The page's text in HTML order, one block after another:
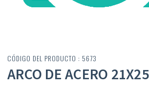
CÓDIGO DEL PRODUCTO : 5673
ARCO DE ACERO